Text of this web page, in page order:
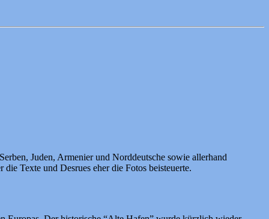
Juden, Armenier und Norddeutsche sowie allerhand
Texte und Desrues eher die Fotos beisteuerte.